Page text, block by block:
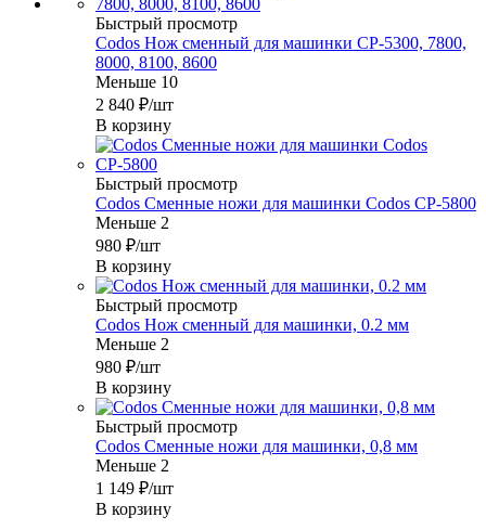
Быстрый просмотр
Codos Нож сменный для машинки СР-5300, 7800,
8000, 8100, 8600
Меньше 10
2 840 ₽/шт
В корзину
Быстрый просмотр
Codos Сменные ножи для машинки Codos СР-5800
Меньше 2
980 ₽/шт
В корзину
Быстрый просмотр
Codos Нож сменный для машинки, 0.2 мм
Меньше 2
980 ₽/шт
В корзину
Быстрый просмотр
Codos Сменные ножи для машинки, 0,8 мм
Меньше 2
1 149 ₽/шт
В корзину